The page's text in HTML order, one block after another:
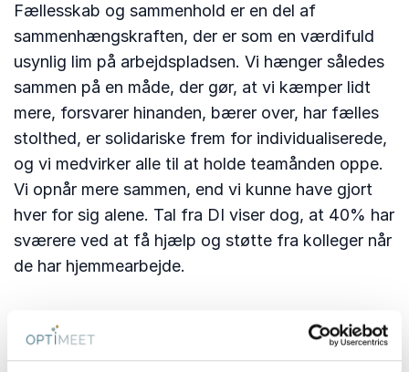
Fællesskab og sammenhold er en del af
sammenhængskraften, der er som en værdifuld
usynlig lim på arbejdspladsen. Vi hænger således
sammen på en måde, der gør, at vi kæmper lidt
mere, forsvarer hinanden, bærer over, har fælles
stolthed, er solidariske frem for individualiserede,
og vi medvirker alle til at holde teamånden oppe.
Vi opnår mere sammen, end vi kunne have gjort
hver for sig alene. Tal fra DI viser dog, at 40% har
sværere ved at få hjælp og støtte fra kolleger når
de har hjemmearbejde.